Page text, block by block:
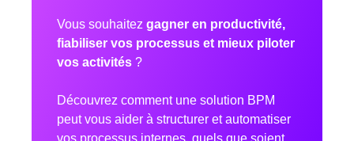
Vous souhaitez gagner en productivité,
fiabiliser vos processus et mieux piloter
vos activités ?
Découvrez comment une solution BPM
peut vous aider à structurer et automatiser
vos processus internes, quels que soient